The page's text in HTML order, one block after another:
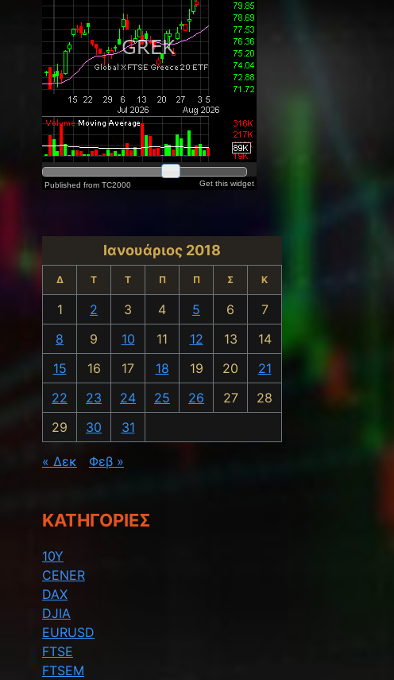
Ιανουάριος 2018
Δ Τ Τ Π Π Σ Κ
1 2 3 4 5 6
7
8
9 10 11 12 13
14
15
16 17 18 19 20
21
22
23 24 25 26 27
28
29
30 31
« Δεκ Φεβ »
KΑΤΗΓΟΡΊΕΣ
10Y
CENER
DAX
DJIA
EURUSD
FTSE
FTSEM